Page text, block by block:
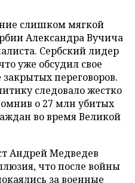
слишком мягкой
Александра Вучича
Сербский лидер
уже обсудил свое
переговоров.
следовало жестко
о 27 млн убитых
во время Великой
Андрей Медведев
что после войны
за военные